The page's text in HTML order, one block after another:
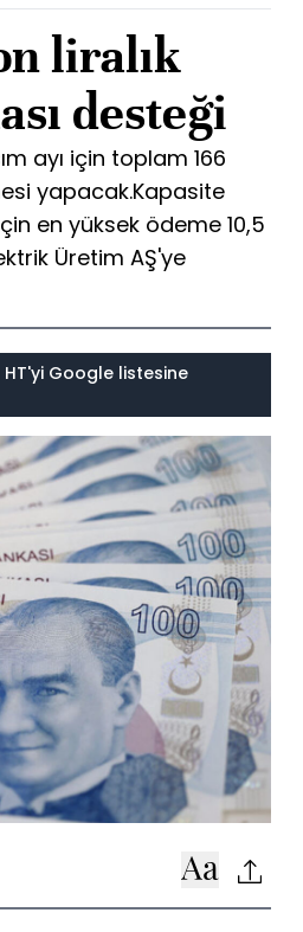
liralık
desteği
ayı için toplam 166
yapacak.Kapasite
en yüksek ödeme 10,5
Üretim AŞ'ye
Google listesine